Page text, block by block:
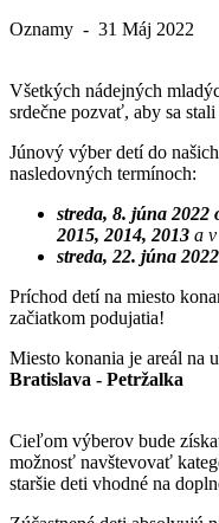
Oznamy - 31 Máj 2022
Všetkých nádejných
srdečne pozvať, aby sa
Júnový výber detí do
nasledovných termínoch:
streda, 8. júna 2022
2015, 2014, 2013 a
streda, 22. júna
Príchod detí na miesto
začiatkom podujatia!
Miesto konania je areál na
Bratislava - Petržalka
Cieľom výberov bude
možnosť navštevovať
staršie deti vhodné na